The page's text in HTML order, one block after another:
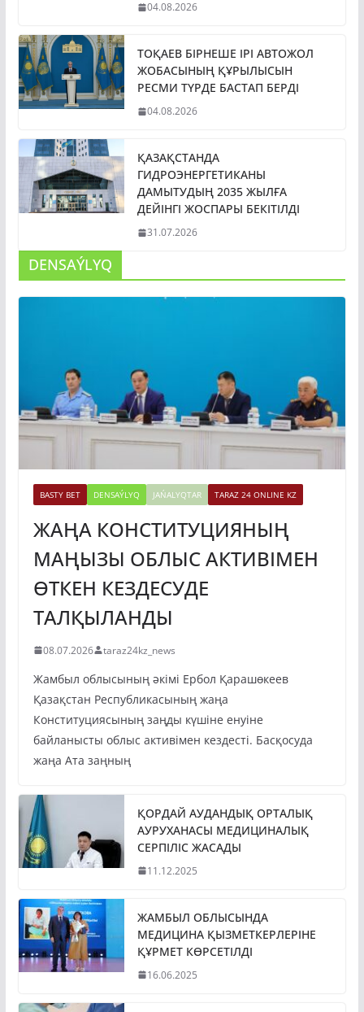
04.08.2026
ТОҚАЕВ БІРНЕШЕ ІРІ АВТОЖОЛ
ЖОБАСЫНЫҢ ҚҰРЫЛЫСЫН
РЕСМИ ТҮРДЕ БАСТАП БЕРДІ
04.08.2026
ҚАЗАҚСТАНДА
ГИДРОЭНЕРГЕТИКАНЫ
ДАМЫТУДЫҢ 2035 ЖЫЛҒА
ДЕЙІНГІ ЖОСПАРЫ БЕКІТІЛДІ
31.07.2026
DENSAÝLYQ
BASTY BET DENSAÝLYQ JAŃALYQTAR TARAZ 24 ONLINE KZ
ЖАҢА КОНСТИТУЦИЯНЫҢ
МАҢЫЗЫ ОБЛЫС АКТИВІМЕН
ӨТКЕН КЕЗДЕСУДЕ
ТАЛҚЫЛАНДЫ
08.07.2026 taraz24kz_news
Жамбыл облысының әкімі Ербол Қарашөкеев
Қазақстан Республикасының жаңа
Конституциясының заңды күшіне енуіне
байланысты облыс активімен кездесті. Басқосуда
жаңа Ата заңның
ҚОРДАЙ АУДАНДЫҚ ОРТАЛЫҚ
АУРУХАНАСЫ МЕДИЦИНАЛЫҚ
СЕРПІЛІС ЖАСАДЫ
11.12.2025
ЖАМБЫЛ ОБЛЫСЫНДА
МЕДИЦИНА ҚЫЗМЕТКЕРЛЕРІНЕ
ҚҰРМЕТ КӨРСЕТІЛДІ
16.06.2025